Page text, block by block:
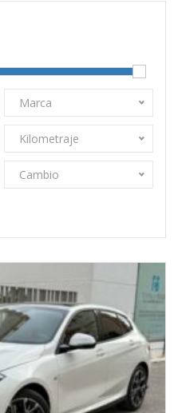
Marca
Kilometraje
Cambio